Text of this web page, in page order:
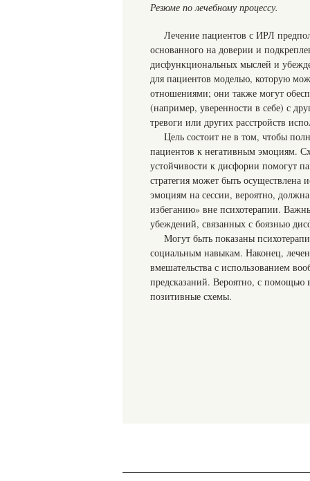
Резюме по лечебному процессу.
Лечение пациентов с ИРЛ
основанного на доверии и
дисфункциональных мыслей и
для пациентов моделью, которую
отношениями; они также могут
(например, уверенности в себе) с
тревоги или других расстройств
Цель состоит не в том, чтобы
пациентов к негативным эмоциям.
устойчивости к дисфории помогут
стратегия может быть
эмоциям на сессии, вероятно,
избеганию» вне психотерапии.
убеждений, связанных с боязнью
Могут быть показаны
социальным навыкам. Наконец,
вмешательства с использованием
предсказаний. Вероятно, с помощью
позитивные схемы.